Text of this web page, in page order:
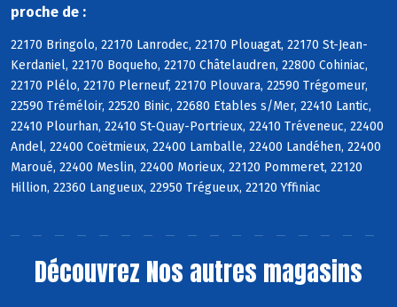
proche de :
22170 Bringolo, 22170 Lanrodec, 22170 Plouagat, 22170 St-Jean-
Kerdaniel, 22170 Boqueho, 22170 Châtelaudren, 22800 Cohiniac,
22170 Plélo, 22170 Plerneuf, 22170 Plouvara, 22590 Trégomeur,
22590 Tréméloir, 22520 Binic, 22680 Etables s/Mer, 22410 Lantic,
22410 Plourhan, 22410 St-Quay-Portrieux, 22410 Tréveneuc, 22400
Andel, 22400 Coëtmieux, 22400 Lamballe, 22400 Landéhen, 22400
Maroué, 22400 Meslin, 22400 Morieux, 22120 Pommeret, 22120
Hillion, 22360 Langueux, 22950 Trégueux, 22120 Yffiniac
Découvrez Nos autres magasins